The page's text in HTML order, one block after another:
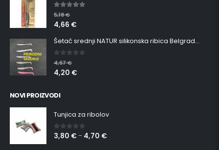
5.00out of 5
5,18€
4,66 €
Šetač srednji NATUR silikonska ribica Belgrade Walker
0 out of 5
4,67€
4,20 €
NOVI PROIZVODI
Tunjica za ribolov
0 out of 5
3,80 € – 4,70 €